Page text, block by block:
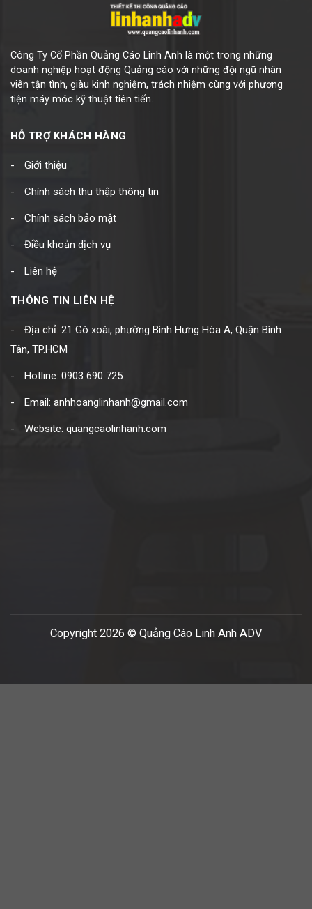
Công Ty Cổ Phần Quảng Cáo Linh Anh là một trong những
doanh nghiệp hoạt động Quảng cáo với những đội ngũ nhân
viên tận tình, giàu kinh nghiệm, trách nhiệm cùng với phương
tiện máy móc kỹ thuật tiên tiến.
HỖ TRỢ KHÁCH HÀNG
Giới thiệu
Chính sách thu thập thông tin
Chính sách bảo mật
Điều khoản dịch vụ
Liên hệ
THÔNG TIN LIÊN HỆ
Địa chỉ: 21 Gò xoài, phường Bình Hưng Hòa A, Quận Bình
Tân, TP.HCM
Hotline: 0903 690 725
Email: anhhoanglinhanh@gmail.com
Website: quangcaolinhanh.com
Copyright 2026 © Quảng Cáo Linh Anh ADV